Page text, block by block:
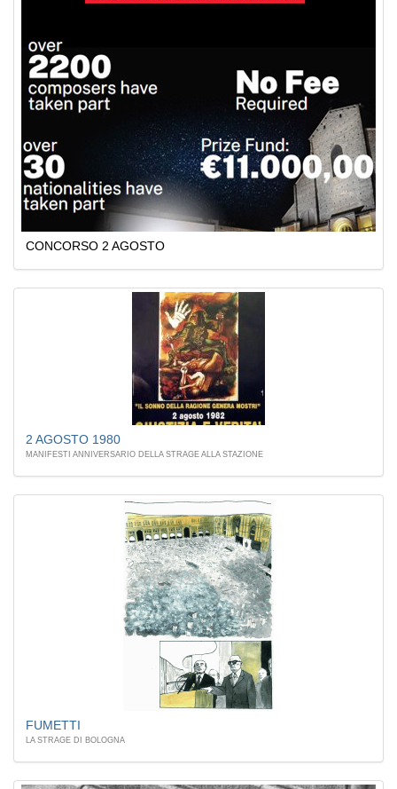
CONCORSO 2 AGOSTO
2 AGOSTO 1980
MANIFESTI ANNIVERSARIO DELLA STRAGE ALLA STAZIONE
FUMETTI
LA STRAGE DI BOLOGNA